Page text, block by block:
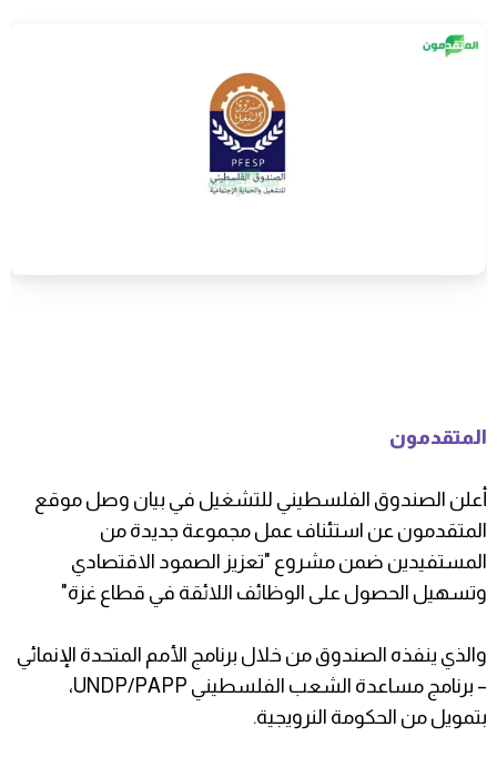
المتقدمون
أعلن الصندوق الفلسطيني للتشغيل في بيان وصل موقع
المتقدمون عن استئناف عمل مجموعة جديدة من
المستفيدين ضمن مشروع "تعزيز الصمود الاقتصادي
وتسهيل الحصول على الوظائف اللائقة في قطاع غزة"
والذي ينفذه الصندوق من خلال برنامج الأمم المتحدة الإنمائي
– برنامج مساعدة الشعب الفلسطيني UNDP/PAPP،
بتمويل من الحكومة النرويجية.